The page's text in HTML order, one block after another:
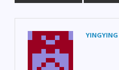
YINGYING